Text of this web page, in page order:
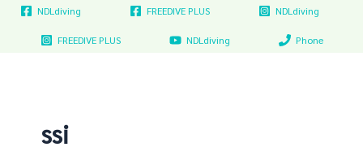
NDLdiving FREEDIVE PLUS NDLdiving
FREEDIVE PLUS NDLdiving Phone
ssi